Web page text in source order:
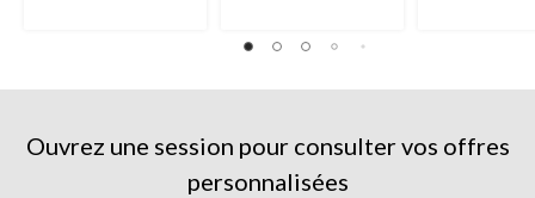
Ouvrez une session pour consulter vos offres
personnalisées